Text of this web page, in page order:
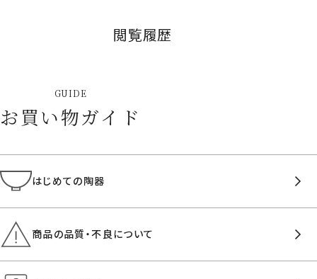
閲覧履歴
GUIDE
お買い物ガイド
はじめての陶器
商品の品質・不良について